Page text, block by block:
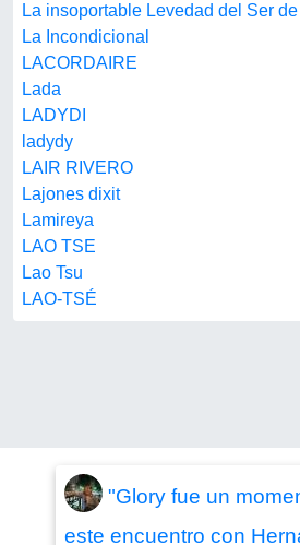
La insoportable Levedad del Ser
La Incondicional
LACORDAIRE
Lada
LADYDI
ladydy
LAIR RIVERO
Lajones dixit
Lamireya
LAO TSE
Lao Tsu
LAO-TSÉ
"Glory fue un
este encuentro con